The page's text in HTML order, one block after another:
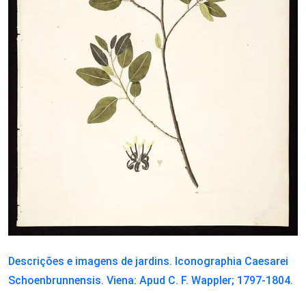
Descrições e imagens de jardins. Iconographia Caesarei
Schoenbrunnensis. Viena: Apud C. F. Wappler; 1797-1804.